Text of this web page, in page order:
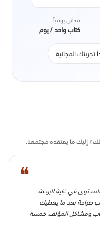
مع التركيز بشكل
الصعيد الدولي. صدر
مجاني يومياً
كتاب واحد / يوم
تجربتك المجانية
إليك ما يعتقده مجتمعنا.
❝
في غاية الروعة.
صراحة بعد ما يعطيك
ومشاكل المؤلف. خمسة